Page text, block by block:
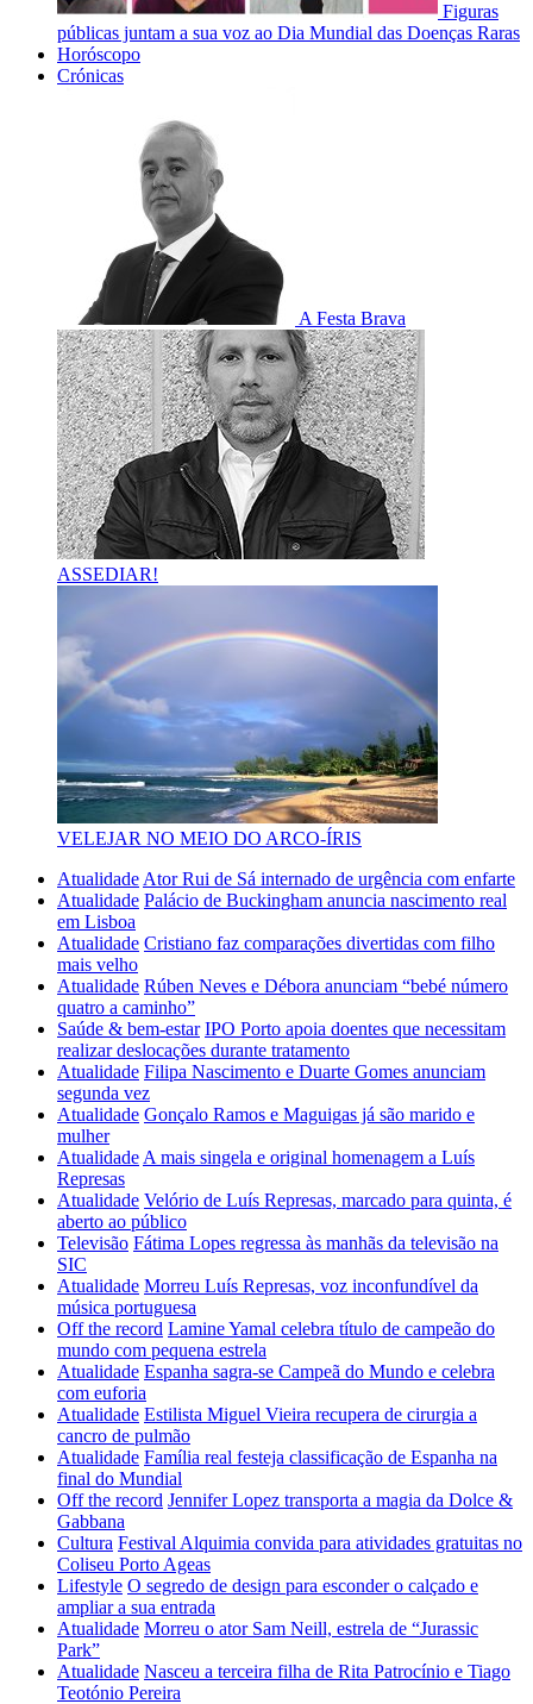
Figuras
públicas juntam a sua voz ao Dia Mundial das Doenças Raras
Horóscopo
Crónicas
A Festa Brava
ASSEDIAR!
VELEJAR NO MEIO DO ARCO-ÍRIS
Atualidade Ator Rui de Sá internado de urgência com enfarte
Atualidade Palácio de Buckingham anuncia nascimento real
em Lisboa
Atualidade Cristiano faz comparações divertidas com filho
mais velho
Atualidade Rúben Neves e Débora anunciam “bebé número
quatro a caminho”
Saúde & bem-estar IPO Porto apoia doentes que necessitam
realizar deslocações durante tratamento
Atualidade Filipa Nascimento e Duarte Gomes anunciam
segunda vez
Atualidade Gonçalo Ramos e Maguigas já são marido e
mulher
Atualidade A mais singela e original homenagem a Luís
Represas
Atualidade Velório de Luís Represas, marcado para quinta, é
aberto ao público
Televisão Fátima Lopes regressa às manhãs da televisão na
SIC
Atualidade Morreu Luís Represas, voz inconfundível da
música portuguesa
Off the record Lamine Yamal celebra título de campeão do
mundo com pequena estrela
Atualidade Espanha sagra-se Campeã do Mundo e celebra
com euforia
Atualidade Estilista Miguel Vieira recupera de cirurgia a
cancro de pulmão
Atualidade Família real festeja classificação de Espanha na
final do Mundial
Off the record Jennifer Lopez transporta a magia da Dolce &
Gabbana
Cultura Festival Alquimia convida para atividades gratuitas no
Coliseu Porto Ageas
Lifestyle O segredo de design para esconder o calçado e
ampliar a sua entrada
Atualidade Morreu o ator Sam Neill, estrela de “Jurassic
Park”
Atualidade Nasceu a terceira filha de Rita Patrocínio e Tiago
Teotónio Pereira